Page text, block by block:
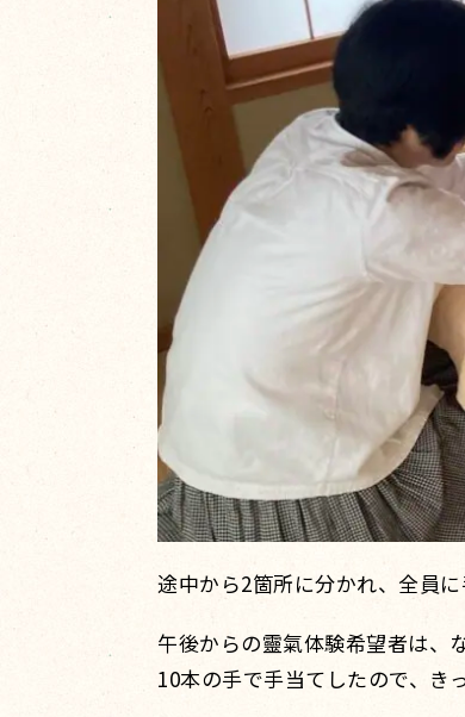
途中から2箇所に分かれ、全員
午後からの靈氣体験希望者は、
10本の手で手当てしたので、き